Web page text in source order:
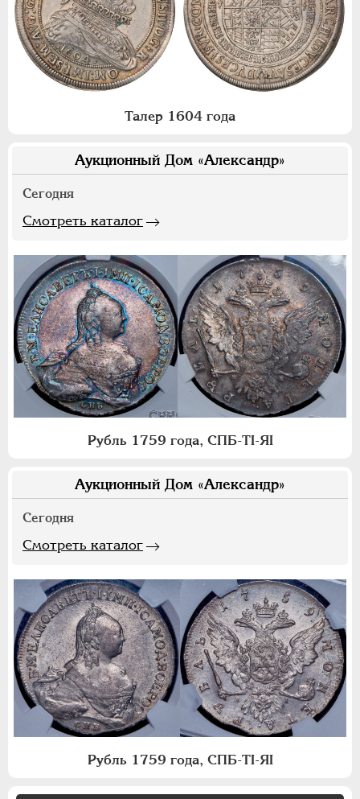
Талер 1604 года
Аукционный Дом «Александр»
Сегодня
Смотреть каталог
Рубль 1759 года, СПБ-ТI-ЯI
Аукционный Дом «Александр»
Сегодня
Смотреть каталог
Рубль 1759 года, СПБ-ТI-ЯI